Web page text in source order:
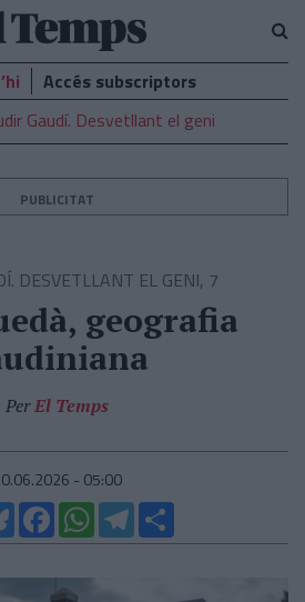
Accés subscriptors
Gaudí. Desvetllant el geni
PUBLICITAT
DESVETLLANT EL GENI, 7
geografia
PerEl Temps
- 05:00
BlueskyFacebookWhatsAppTelegram